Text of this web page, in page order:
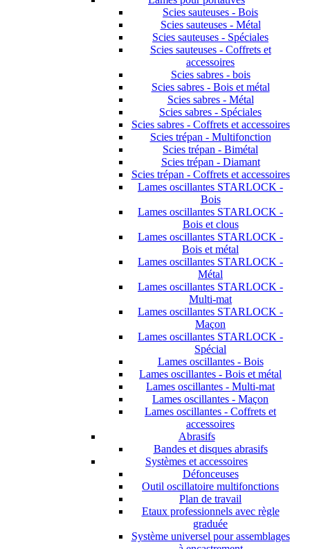
Scies sauteuses - Bois
Scies sauteuses - Métal
Scies sauteuses - Spéciales
Scies sauteuses - Coffrets et
accessoires
Scies sabres - bois
Scies sabres - Bois et métal
Scies sabres - Métal
Scies sabres - Spéciales
Scies sabres - Coffrets et accessoires
Scies trépan - Multifonction
Scies trépan - Bimétal
Scies trépan - Diamant
Scies trépan - Coffrets et accessoires
Lames oscillantes STARLOCK -
Bois
Lames oscillantes STARLOCK -
Bois et clous
Lames oscillantes STARLOCK -
Bois et métal
Lames oscillantes STARLOCK -
Métal
Lames oscillantes STARLOCK -
Multi-mat
Lames oscillantes STARLOCK -
Maçon
Lames oscillantes STARLOCK -
Spécial
Lames oscillantes - Bois
Lames oscillantes - Bois et métal
Lames oscillantes - Multi-mat
Lames oscillantes - Maçon
Lames oscillantes - Coffrets et
accessoires
Abrasifs
Bandes et disques abrasifs
Systèmes et accessoires
Défonceuses
Outil oscillatoire multifonctions
Plan de travail
Etaux professionnels avec règle
graduée
Système universel pour assemblages